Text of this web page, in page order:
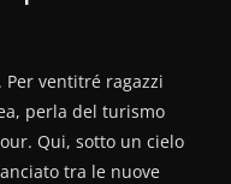
ventitré ragazzi
perla del turismo
Qui, sotto un cielo
tra le nuove